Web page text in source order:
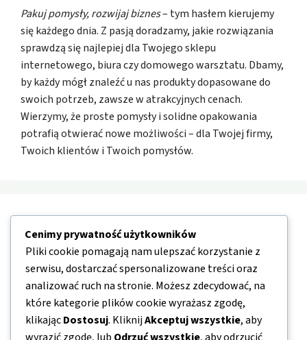
Pakuj pomysły, rozwijaj biznes– tym hasłem kierujemy
się każdego dnia. Z pasją doradzamy, jakie rozwiązania
sprawdzą się najlepiej dla Twojego sklepu
internetowego, biura czy domowego warsztatu. Dbamy,
by każdy mógł znaleźć u nas produkty dopasowane do
swoich potrzeb, zawsze w atrakcyjnych cenach.
Wierzymy, że proste pomysły i solidne opakowania
potrafią otwierać nowe możliwości – dla Twojej firmy,
Twoich klientów i Twoich pomysłów.
O nas
Kontakt
Mapa strony
Polityka prywatności
Cenimy prywatność użytkowników
Pliki cookie pomagają nam ulepszać korzystanie z
serwisu, dostarczać spersonalizowane treści oraz
analizować ruch na stronie. Możesz zdecydować, na
które kategorie plików cookie wyrażasz zgodę,
klikającDostosuj. KliknijAkceptuj wszystkie, aby